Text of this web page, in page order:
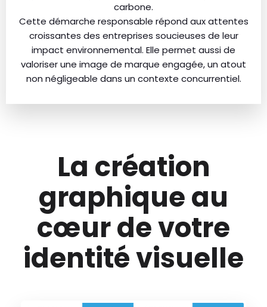
carbone.
Cette démarche responsable répond aux attentes
croissantes des entreprises soucieuses de leur
impact environnemental. Elle permet aussi de
valoriser une image de marque engagée, un atout
non négligeable dans un contexte concurrentiel.
La création
graphique au
cœur de votre
identité visuelle